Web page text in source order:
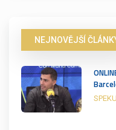
NEJNOVĚJŠÍ